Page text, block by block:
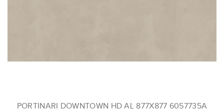
PORTINARI DOWNTOWN HD AL 877X877 6057735A